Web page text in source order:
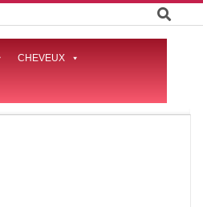
CHEVEUX